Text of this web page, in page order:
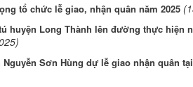
tổ chức lễ giao, nhận quân năm 2025
huyện Long Thành lên đường thực hiện
Sơn Hùng dự lễ giao nhận quân